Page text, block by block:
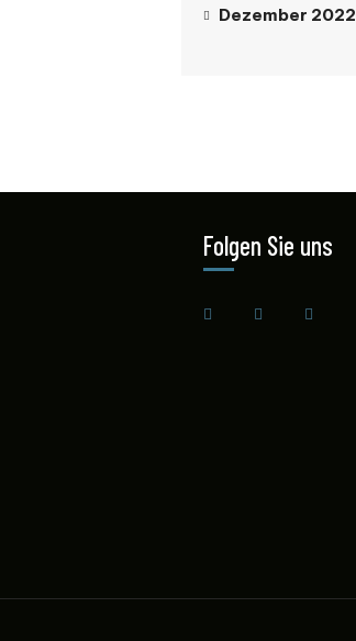
Dezember 2022
Folgen Sie uns